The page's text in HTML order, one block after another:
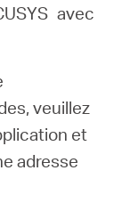
avec
veuillez
et
adresse